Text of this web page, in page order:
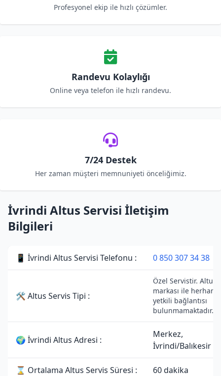
Profesyonel ekip ile hızlı çözümler.
Randevu Kolaylığı
Online veya telefon ile hızlı randevu.
7/24 Destek
Her zaman müşteri memnuniyeti önceliğimiz.
İvrindi Altus Servisi İletişim
Bilgileri
📱 İvrindi Altus Servisi Telefonu : 0 850 307 34 38
🛠 Altus Servis Tipi :
Özel Servistir. Altus
markası ile
yetkili bağlantısı
bulunmamaktadır.
🌍 İvrindi Altus Adresi :
Merkez,
İvrindi/Balıkesir
⌛ Ortalama Altus Servis Süresi : 60 dakika